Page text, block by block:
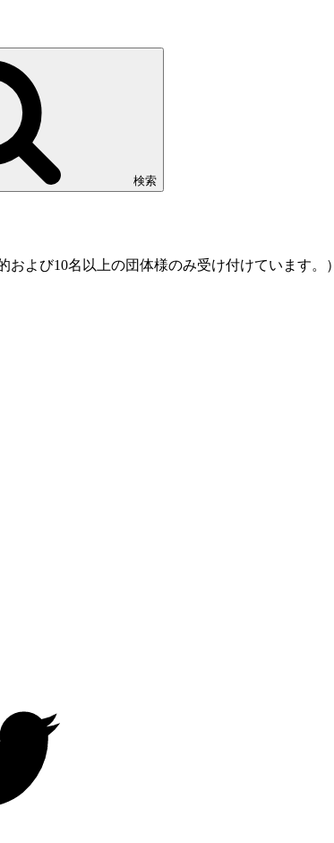
検索
よび10名以上の団体様のみ受け付けています。）